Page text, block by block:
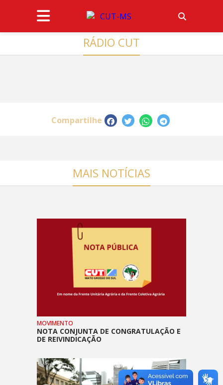
RÁDIO CUT
Compartilhe
MAIS NOTÍCIAS
MOVIMENTO
NOTA CONJUNTA DE CONGRATULAÇÃO E
DE REIVINDICAÇÃO